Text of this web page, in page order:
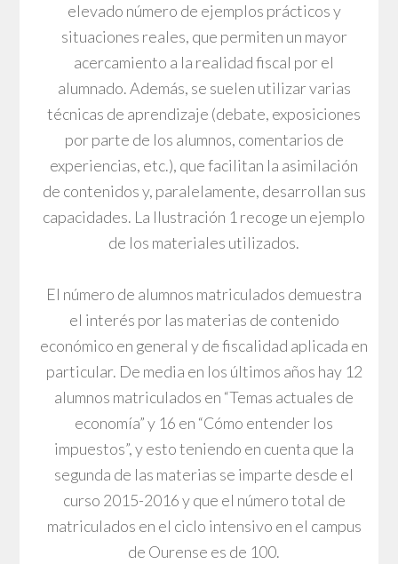
elevado número de ejemplos prácticos y
situaciones reales, que permiten un mayor
acercamiento a la realidad fiscal por el
alumnado. Además, se suelen utilizar varias
técnicas de aprendizaje (debate, exposiciones
por parte de los alumnos, comentarios de
experiencias, etc.), que facilitan la asimilación
de contenidos y, paralelamente, desarrollan sus
capacidades. La Ilustración 1 recoge un ejemplo
de los materiales utilizados.
El número de alumnos matriculados demuestra
el interés por las materias de contenido
económico en general y de fiscalidad aplicada en
particular. De media en los últimos años hay 12
alumnos matriculados en “Temas actuales de
economía” y 16 en “Cómo entender los
impuestos”, y esto teniendo en cuenta que la
segunda de las materias se imparte desde el
curso 2015-2016 y que el número total de
matriculados en el ciclo intensivo en el campus
de Ourense es de 100.